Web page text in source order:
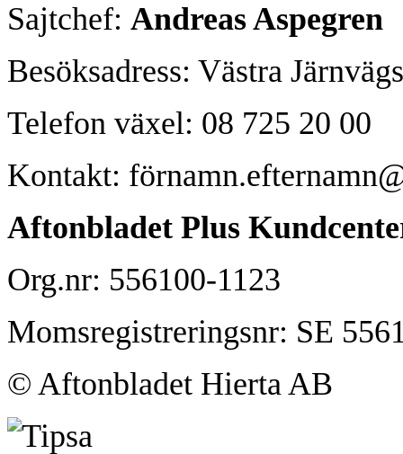
Sajtchef: Andreas Aspegren
Besöksadress: Västra
Telefon växel: 08 725 20 00
Kontakt:
Aftonbladet Plus
Org.nr: 556100-1123
Momsregistreringsnr: SE
© Aftonbladet Hierta AB